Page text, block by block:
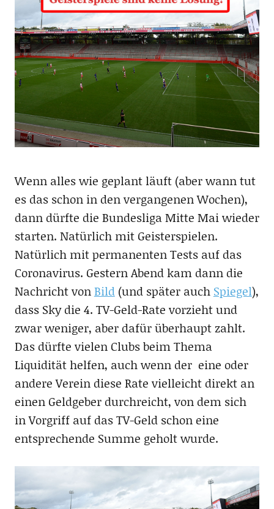
Wenn alles wie geplant läuft (aber wann tut
es das schon in den vergangenen Wochen),
dann dürfte die Bundesliga Mitte Mai wieder
starten. Natürlich mit Geisterspielen.
Natürlich mit permanenten Tests auf das
Coronavirus. Gestern Abend kam dann die
Nachricht vonBild(und später auch Spiegel),
dass Sky die 4. TV-Geld-Rate vorzieht und
zwar weniger, aber dafür überhaupt zahlt.
Das dürfte vielen Clubs beim Thema
Liquidität helfen, auch wenn der eine oder
andere Verein diese Rate vielleicht direkt an
einen Geldgeber durchreicht, von dem sich
in Vorgriff auf das TV-Geld schon eine
entsprechende Summe geholt wurde.